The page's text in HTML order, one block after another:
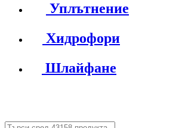
Уплътнение
Хидрофори
Шлайфане